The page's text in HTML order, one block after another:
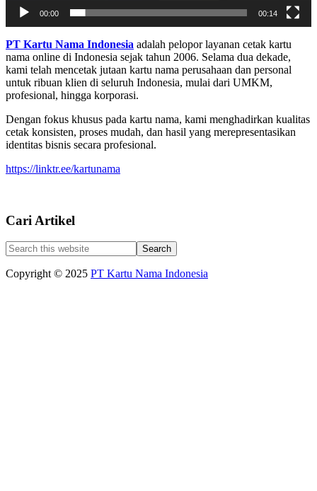
00:00 00:14
Footer
PT Kartu Nama Indonesia adalah pelopor layanan cetak kartu
nama online di Indonesia sejak tahun 2006. Selama dua dekade,
kami telah mencetak jutaan kartu nama perusahaan dan personal
untuk ribuan klien di seluruh Indonesia, mulai dari UMKM,
profesional, hingga korporasi.
Dengan fokus khusus pada kartu nama, kami menghadirkan kualitas
cetak konsisten, proses mudah, dan hasil yang merepresentasikan
identitas bisnis secara profesional.
https://linktr.ee/kartunama
Cari Artikel
Search
this
website
Copyright © 2025 PT Kartu Nama Indonesia